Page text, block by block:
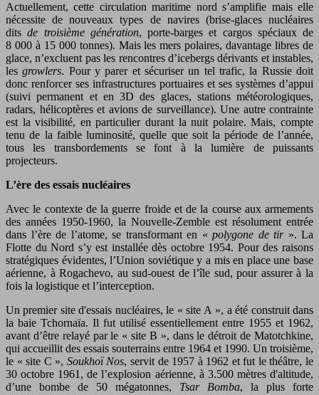
Actuellement, cette circulation maritime nord s’amplifie mais elle
nécessite de nouveaux types de navires (brise-glaces nucléaires
ditsde troisième génération, porte-barges et cargos spéciaux de
8 000 à 15 000 tonnes). Mais les mers polaires, davantage libres de
glace, n’excluent pas les rencontres d’icebergs dérivants et instables,
lesgrowlers. Pour y parer et sécuriser un tel trafic, la Russie doit
donc renforcer ses infrastructures portuaires et ses systèmes d’appui
(suivi permanent et en 3D des glaces, stations météorologiques,
radars, hélicoptères et avions de surveillance). Une autre contrainte
est la visibilité, en particulier durant la nuit polaire. Mais, compte
tenu de la faible luminosité, quelle que soit la période de l’année,
tous les transbordements se font à la lumière de puissants
projecteurs.
L’ère des essais nucléaires
Avec le contexte de la guerre froide et de la course aux armements
des années 1950-1960, la Nouvelle-Zemble est résolument entrée
dans l’ère de l’atome, se transformant en « polygone de tir ». La
Flotte du Nord s’y est installée dès octobre 1954. Pour des raisons
stratégiques évidentes, l’Union soviétique y a mis en place une base
aérienne, à Rogachevo, au sud-ouest de l’île sud, pour assurer à la
fois la logistique et l’interception.
Un premier site d'essais nucléaires, le « site A », a été construit dans
la baie Tchornaïa. Il fut utilisé essentiellement entre 1955 et 1962,
avant d’être relayé par le « site B », dans le détroit de Matotchkine,
qui accueillit des essais souterrains entre 1964 et 1990. Un troisième,
le « site C », Soukhoï Nos, servit de 1957 à 1962 et fut le théâtre, le
30 octobre 1961, de l’explosion aérienne, à 3.500 mètres d'altitude,
d’une bombe de 50 mégatonnes, Tsar Bomba, la plus forte